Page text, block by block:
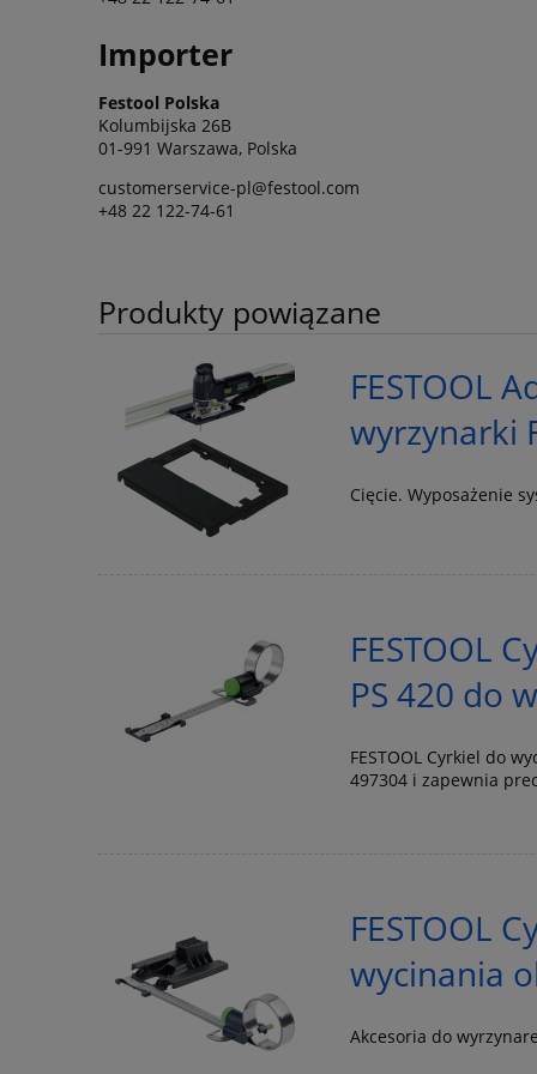
Importer
Festool Polska
Kolumbijska 26B
01-991 Warszawa, Polska
customerservice-pl@festool.com
+48 22 122-74-61
Produkty powiązane
FESTOOL
wyrzynarki
Cięcie. Wyposażenie
FESTOOL
PS 420 do
FESTOOL Cyrkiel do
497304 i zapewnia
FESTOOL
wycinania
Akcesoria do